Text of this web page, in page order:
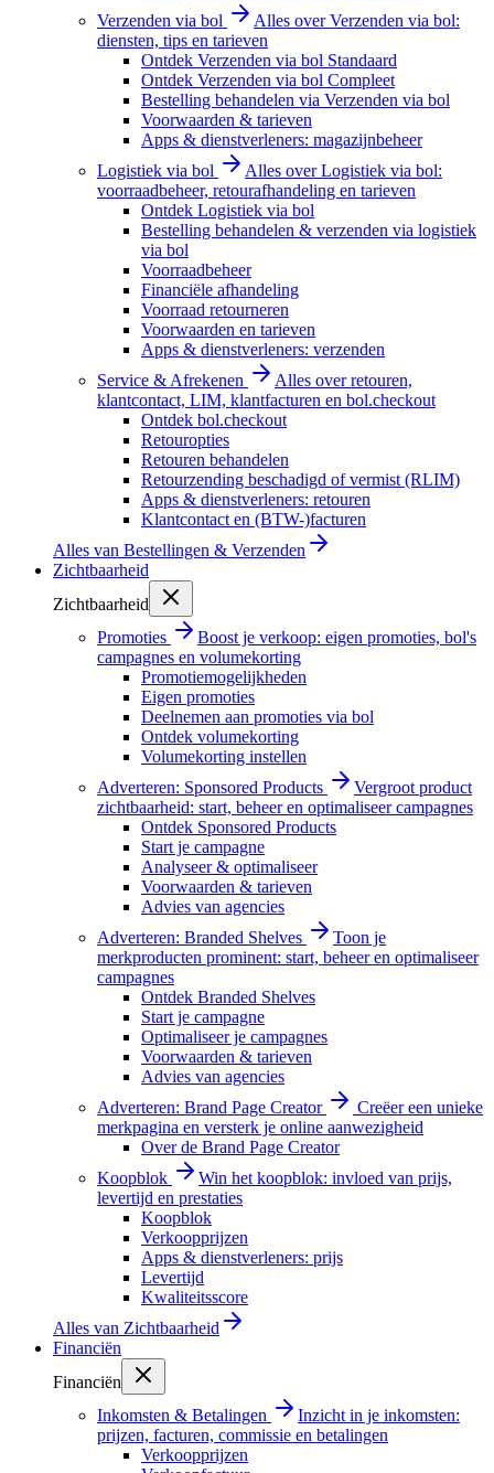
Verzenden via bol
Alles over Verzenden via bol:
diensten, tips en tarieven
Ontdek Verzenden via bol Standaard
Ontdek Verzenden via bol Compleet
Bestelling behandelen via Verzenden via bol
Voorwaarden & tarieven
Apps & dienstverleners: magazijnbeheer
Logistiek via bol
Alles over Logistiek via bol:
voorraadbeheer, retourafhandeling en tarieven
Ontdek Logistiek via bol
Bestelling behandelen & verzenden via logistiek
via bol
Voorraadbeheer
Financiële afhandeling
Voorraad retourneren
Voorwaarden en tarieven
Apps & dienstverleners: verzenden
Service & Afrekenen
Alles over retouren,
klantcontact, LIM, klantfacturen en bol.checkout
Ontdek bol.checkout
Retouropties
Retouren behandelen
Retourzending beschadigd of vermist (RLIM)
Apps & dienstverleners: retouren
Klantcontact en (BTW-)facturen
Alles van Bestellingen & Verzenden
Zichtbaarheid
Zichtbaarheid
Promoties
Boost je verkoop: eigen promoties, bol's
campagnes en volumekorting
Promotiemogelijkheden
Eigen promoties
Deelnemen aan promoties via bol
Ontdek volumekorting
Volumekorting instellen
Adverteren: Sponsored Products
Vergroot product
zichtbaarheid: start, beheer en optimaliseer campagnes
Ontdek Sponsored Products
Start je campagne
Analyseer & optimaliseer
Voorwaarden & tarieven
Advies van agencies
Adverteren: Branded Shelves
Toon je
merkproducten prominent: start, beheer en optimaliseer
campagnes
Ontdek Branded Shelves
Start je campagne
Optimaliseer je campagnes
Voorwaarden & tarieven
Advies van agencies
Adverteren: Brand Page Creator
Creëer een unieke
merkpagina en versterk je online aanwezigheid
Over de Brand Page Creator
Koopblok
Win het koopblok: invloed van prijs,
levertijd en prestaties
Koopblok
Verkoopprijzen
Apps & dienstverleners: prijs
Levertijd
Kwaliteitsscore
Alles van Zichtbaarheid
Financiën
Financiën
Inkomsten & Betalingen
Inzicht in je inkomsten:
prijzen, facturen, commissie en betalingen
Verkoopprijzen